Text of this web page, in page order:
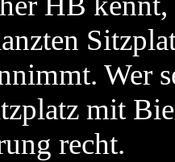
Wer
mit
recht.